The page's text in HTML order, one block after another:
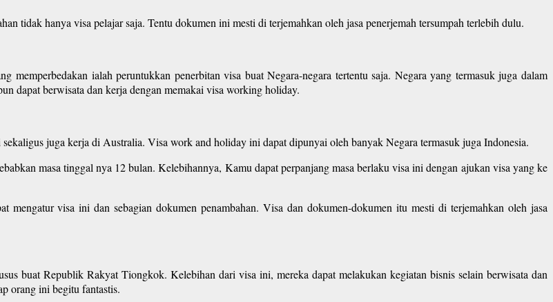
tidak hanya visa pelajar saja. Tentu dokumen ini mesti di terjemahkan oleh jasa penerjemah tersumpah terlebih dulu.
ialah peruntukkan penerbitan visa buat Negara-negara tertentu saja. Negara yang termasuk juga dalam
dapat berwisata dan kerja dengan memakai visa working holiday.
juga kerja di Australia. Visa work and holiday ini dapat dipunyai oleh banyak Negara termasuk juga Indonesia.
masa tinggal nya 12 bulan. Kelebihannya, Kamu dapat perpanjang masa berlaku visa ini dengan ajukan visa yang ke
visa ini dan sebagian dokumen penambahan. Visa dan dokumen-dokumen itu mesti di terjemahkan oleh jasa
buat Republik Rakyat Tiongkok. Kelebihan dari visa ini, mereka dapat melakukan kegiatan bisnis selain berwisata dan
orang ini begitu fantastis.